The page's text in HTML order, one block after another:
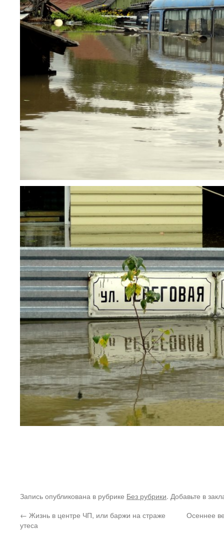
Запись опубликована в рубрике Без рубрики. Добавьте в
← Жизнь в центре ЧП, или баржи на страже
утеса
Осеннее